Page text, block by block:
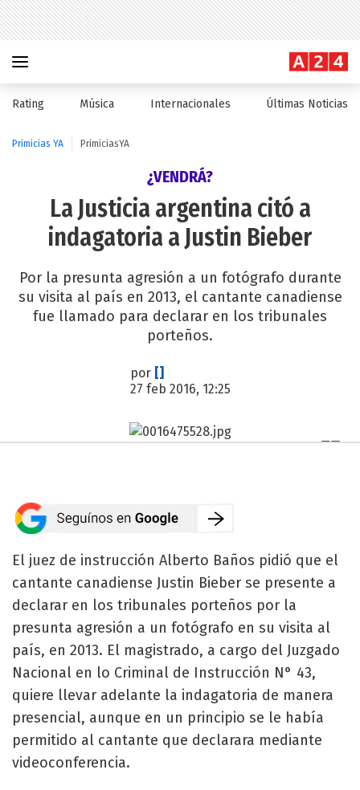
Rating Música Internacionales Últimas Noticias
Primicias YA PrimiciasYA
¿VENDRÁ?
La Justicia argentina citó a
indagatoria a Justin Bieber
Por la presunta agresión a un fotógrafo durante
su visita al país en 2013, el cantante canadiense
fue llamado para declarar en los tribunales
porteños.
por []
27 feb 2016, 12:25
El juez de instrucción Alberto Baños pidió que el
cantante canadiense Justin Bieber se presente a
declarar en los tribunales porteños por la
presunta agresión a un fotógrafo en su visita al
país, en 2013. El magistrado, a cargo del Juzgado
Nacional en lo Criminal de Instrucción N° 43,
quiere llevar adelante la indagatoria de manera
presencial, aunque en un principio se le había
permitido al cantante que declarara mediante
videoconferencia.